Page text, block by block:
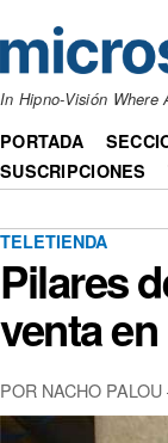
In Hipno-Visión Where
PORTADA
SUSCRIPCIONES
TELETIENDA
Pilares
venta en
POR NACHO